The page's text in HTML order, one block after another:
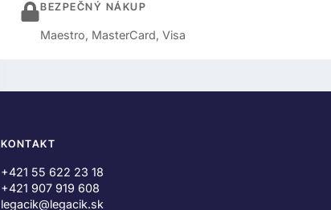
BEZPEČNÝ NÁKUP
Maestro, MasterCard, Visa
KONTAKT
+421 55 622 23 18
+421 907 919 608
legacik@legacik.sk